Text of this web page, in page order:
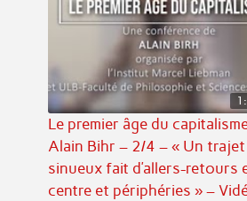
Le premier âge du
Alain Bihr – 2/4 – « Un trajet
sinueux fait d’allers-retours
centre et périphéries » –